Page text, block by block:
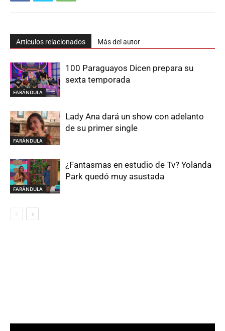
Artículos relacionados Más del autor
FARÁNDULA
100 Paraguayos Dicen prepara su
sexta temporada
FARÁNDULA
Lady Ana dará un show con adelanto
de su primer single
FARÁNDULA
¿Fantasmas en estudio de Tv? Yolanda
Park quedó muy asustada